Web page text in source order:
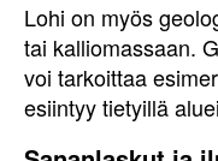
Lohi on myös
tai kalliomassaan.
voi tarkoittaa
esiintyy tietyillä